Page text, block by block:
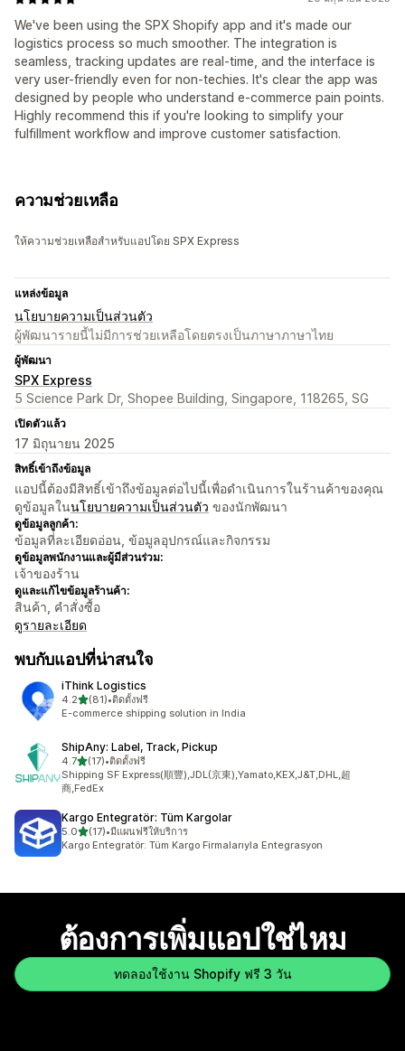
We've been using the SPX Shopify app and it's made our
logistics process so much smoother. The integration is
seamless, tracking updates are real-time, and the interface is
very user-friendly even for non-techies. It's clear the app was
designed by people who understand e-commerce pain points.
Highly recommend this if you're looking to simplify your
fulfillment workflow and improve customer satisfaction.
ความช่วยเหลือ
ให้ความช่วยเหลือสำหรับแอปโดย SPX Express
แหล่งข้อมูล
นโยบายความเป็นส่วนตัว
ผู้พัฒนารายนี้ไม่มีการช่วยเหลือโดยตรงเป็นภาษาภาษาไทย
ผู้พัฒนา
SPX Express
5 Science Park Dr, Shopee Building, Singapore, 118265, SG
เปิดตัวแล้ว
17 มิถุนายน 2025
สิทธิ์เข้าถึงข้อมูล
แอปนี้ต้องมีสิทธิ์เข้าถึงข้อมูลต่อไปนี้เพื่อดำเนินการในร้านค้าของคุณ
ดูข้อมูลในนโยบายความเป็นส่วนตัว ของนักพัฒนา
ดูข้อมูลลูกค้า:
ข้อมูลที่ละเอียดอ่อน, ข้อมูลอุปกรณ์และกิจกรรม
ดูข้อมูลพนักงานและผู้มีส่วนร่วม:
เจ้าของร้าน
ดูและแก้ไขข้อมูลร้านค้า:
สินค้า, คำสั่งซื้อ
ดูรายละเอียด
พบกับแอปที่น่าสนใจ
iThink Logistics
4.2เต็ม 5 ดาว
(81)
ทั้งหมด 81 รีวิว
•ติดตั้งฟรี
E-commerce shipping solution in India
ShipAny: Label, Track, Pickup
4.7เต็ม 5 ดาว
(17)
ทั้งหมด 17 รีวิว
•ติดตั้งฟรี
Shipping SF Express(順豐),JDL(京東),Yamato,KEX,J&T,DHL,超
商,FedEx
Kargo Entegratör: Tüm Kargolar
5.0เต็ม 5 ดาว
(17)
ทั้งหมด 17 รีวิว
•มีแผนฟรีให้บริการ
Kargo Entegratör: Tüm Kargo Firmalarıyla Entegrasyon
ต้องการเพิ่มแอปใช่ไหม
ทดลองใช้งาน Shopify ฟรี 3 วัน